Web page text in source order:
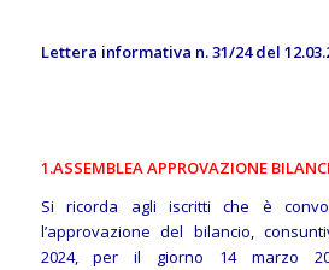
Lettera informativa n. 31/24 del
1.ASSEMBLEA APPROVAZIONE
Si ricorda agli iscritti che è
l’approvazione del bilancio,
2024, per il giorno 14 marzo